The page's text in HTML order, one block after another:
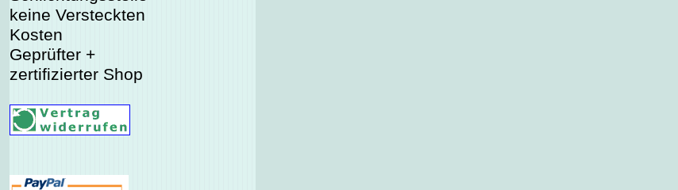
keine Versteckten
Kosten
Geprüfter +
zertifizierter Shop